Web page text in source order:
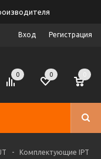
Вход Регистрация
0 0
-
Комплектующие IPT